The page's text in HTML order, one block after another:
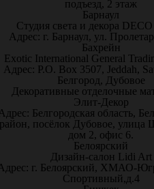
подъезд, 2 этаж
Барнаул
Студия света и декора
Адрес: г. Барнаул, ул.
Бахрейн
Exotic International General
Адрес: P.O. Box 3507, Jeddah,
Белгород, Дубовое
Декоративные отделочные
Элит-Декор
Белгородская область,
посёлок Дубовое, улица
дом 2, офис 6.
Белоярский
Дизайн-салон Lidi Art
г. Белоярский, ХМАО-
Спортивный,д.4